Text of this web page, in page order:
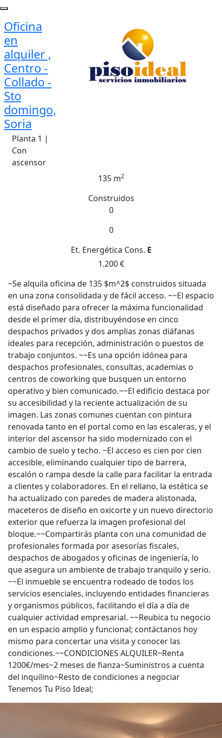
Oficina
en
alquiler ,
Centro -
Collado -
Sto
domingo,
Soria
Planta 1 |
Con
ascensor
135 m2
Construidos
0
0
Et. Energética Cons. E
1.200 €
~Se alquila oficina de 135 $m^2$ construidos situada
en una zona consolidada y de fácil acceso. ~~El espacio
está diseñado para ofrecer la máxima funcionalidad
desde el primer día, distribuyéndose en cinco
despachos privados y dos amplias zonas diáfanas
ideales para recepción, administración o puestos de
trabajo conjuntos. ~~Es una opción idónea para
despachos profesionales, consultas, academias o
centros de coworking que busquen un entorno
operativo y bien comunicado.~~El edificio destaca por
su accesibilidad y la reciente actualización de su
imagen. Las zonas comunes cuentan con pintura
renovada tanto en el portal como en las escaleras, y el
interior del ascensor ha sido modernizado con el
cambio de suelo y techo. ~El acceso es cien por cien
accesible, eliminando cualquier tipo de barrera,
escalón o rampa desde la calle para facilitar la entrada
a clientes y colaboradores. En el rellano, la estética se
ha actualizado con paredes de madera alistonada,
maceteros de diseño en oxicorte y un nuevo directorio
exterior que refuerza la imagen profesional del
bloque.~~Compartirás planta con una comunidad de
profesionales formada por asesorías fiscales,
despachos de abogados y oficinas de ingeniería, lo
que asegura un ambiente de trabajo tranquilo y serio.
~~El inmueble se encuentra rodeado de todos los
servicios esenciales, incluyendo entidades financieras
y organismos públicos, facilitando el día a día de
cualquier actividad empresarial. ~~Reubica tu negocio
en un espacio amplio y funcional; contáctanos hoy
mismo para concertar una visita y conocer las
condiciones.~~CONDICIONES ALQUILER~Renta
1200€/mes~2 meses de fianza~Suministros a cuenta
del inquilino~Resto de condiciones a negociar
Tenemos Tu Piso Ideal;